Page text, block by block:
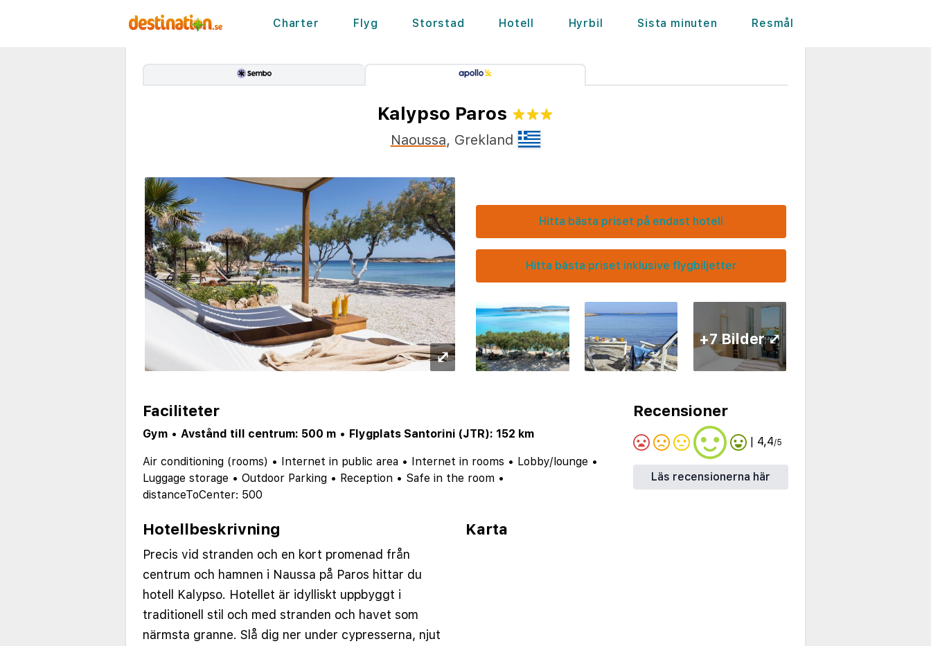
Charter Flyg Storstad Hotell Hyrbil Sista minuten Resmål
Kalypso Paros
Naoussa, Grekland
⤢
Hitta bästa priset på endast hotell
Hitta bästa priset inklusive flygbiljetter
+7 Bilder ⤢
Faciliteter
Gym • Avstånd till centrum: 500 m • Flygplats Santorini (JTR): 152 km
Air conditioning (rooms) • Internet in public area • Internet in rooms • Lobby/lounge •
Luggage storage • Outdoor Parking • Reception • Safe in the room •
distanceToCenter: 500
Recensioner
| 4,4/5
Läs recensionerna här
Hotellbeskrivning
Precis vid stranden och en kort promenad från
centrum och hamnen i Naussa på Paros hittar du
hotell Kalypso. Hotellet är idylliskt uppbyggt i
traditionell stil och med stranden och havet som
närmsta granne. Slå dig ner under cypresserna, njut
Karta